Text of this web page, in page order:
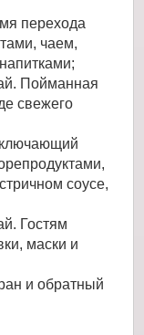
перехода
чаем,
Пойманная
свежего
соусе,
Гостям
маски и
и обратный